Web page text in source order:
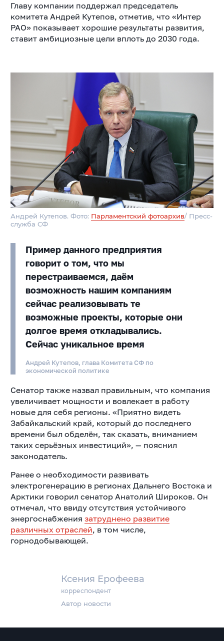
Ксения Ерофеева
корреспондент
Автор новости
Главу компании поддержал председатель
комитета Андрей Кутепов, отметив, что «Интер
РАО» показывает хорошие результаты развития,
ставит амбициозные цели вплоть до 2030 года.
Андрей Кутепов. Фото: Парламентский фотоархив/ Пресс-
служба СФ
Пример данного предприятия
говорит о том, что мы
перестраиваемся, даём
возможность нашим компаниям
сейчас реализовывать те
возможные проекты, которые они
долгое время откладывались.
Сейчас уникальное время
Андрей Кутепов, глава Комитета СФ по
экономической политике
Сенатор также назвал правильным, что компания
увеличивает мощности и вовлекает в работу
новые для себя регионы. «Приятно видеть
Забайкальский край, который до последнего
времени был обделён, так сказать, вниманием
таких серьёзных инвестиций», — пояснил
законодатель.
Ранее о необходимости развивать
электрогенерацию в регионах Дальнего Востока и
Арктики говорил сенатор Анатолий Широков. Он
отмечал, что ввиду отсутствия устойчивого
энергоснабжения затруднено развитие
различных отраслей, в том числе,
горнодобывающей.